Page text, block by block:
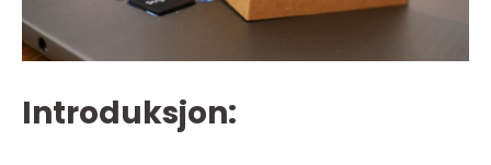
Introduksjon: